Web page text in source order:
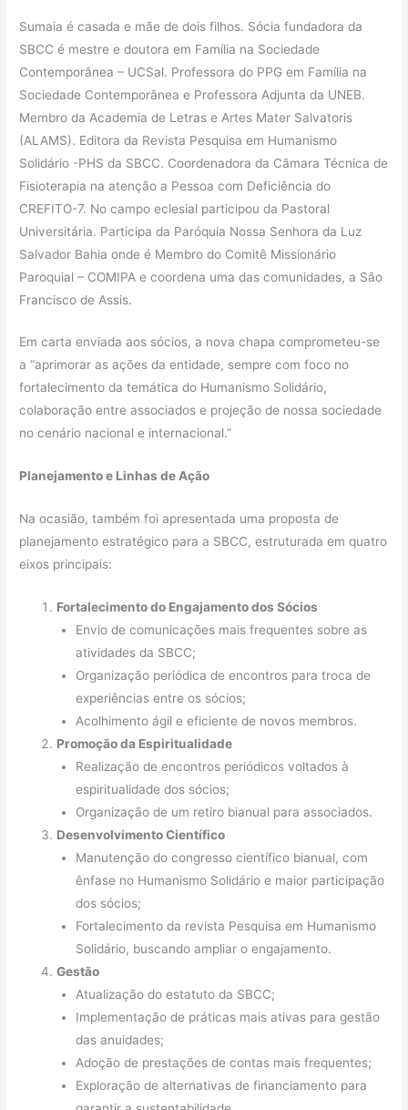
Sumaia é casada e mãe de dois filhos. Sócia fundadora da
SBCC é mestre e doutora em Família na Sociedade
Contemporânea – UCSal. Professora do PPG em Família na
Sociedade Contemporânea e Professora Adjunta da UNEB.
Membro da Academia de Letras e Artes Mater Salvatoris
(ALAMS). Editora da Revista Pesquisa em Humanismo
Solidário -PHS da SBCC. Coordenadora da Câmara Técnica de
Fisioterapia na atenção a Pessoa com Deficiência do
CREFITO-7. No campo eclesial participou da Pastoral
Universitária. Participa da Paróquia Nossa Senhora da Luz
Salvador Bahia onde é Membro do Comitê Missionário
Paroquial – COMIPA e coordena uma das comunidades, a São
Francisco de Assis.
Em carta enviada aos sócios, a nova chapa comprometeu-se
a “aprimorar as ações da entidade, sempre com foco no
fortalecimento da temática do Humanismo Solidário,
colaboração entre associados e projeção de nossa sociedade
no cenário nacional e internacional.”
Planejamento e Linhas de Ação
Na ocasião, também foi apresentada uma proposta de
planejamento estratégico para a SBCC, estruturada em quatro
eixos principais:
Fortalecimento do Engajamento dos Sócios
Envio de comunicações mais frequentes sobre as
atividades da SBCC;
Organização periódica de encontros para troca de
experiências entre os sócios;
Acolhimento ágil e eficiente de novos membros.
Promoção da Espiritualidade
Realização de encontros periódicos voltados à
espiritualidade dos sócios;
Organização de um retiro bianual para associados.
Desenvolvimento Científico
Manutenção do congresso científico bianual, com
ênfase no Humanismo Solidário e maior participação
dos sócios;
Fortalecimento da revista Pesquisa em Humanismo
Solidário, buscando ampliar o engajamento.
Gestão
Atualização do estatuto da SBCC;
Implementação de práticas mais ativas para gestão
das anuidades;
Adoção de prestações de contas mais frequentes;
Exploração de alternativas de financiamento para